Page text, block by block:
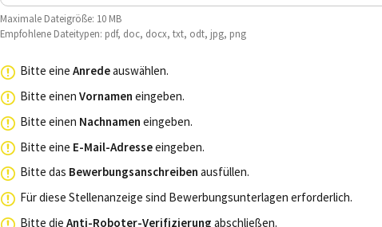
Maximale Dateigröße: 10 MB
Empfohlene Dateitypen: pdf, doc, docx, txt, odt, jpg, png
Bitte eine Anredeauswählen.
Bitte einen Vornamen eingeben.
Bitte einen Nachnamen eingeben.
Bitte eine E-Mail-Adresseeingeben.
Bitte das Bewerbungsanschreiben ausfüllen.
Für diese Stellenanzeige sind Bewerbungsunterlagen erforderlich.
Bitte die Anti-Roboter-Verifizierung abschließen.